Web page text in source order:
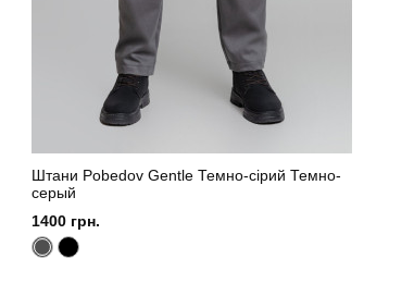
Штани Pobedov Gentle Темно-сірий Темно-
серый
1400 грн.